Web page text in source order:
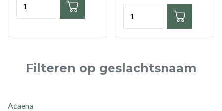
Filteren op geslachtsnaam
Acaena